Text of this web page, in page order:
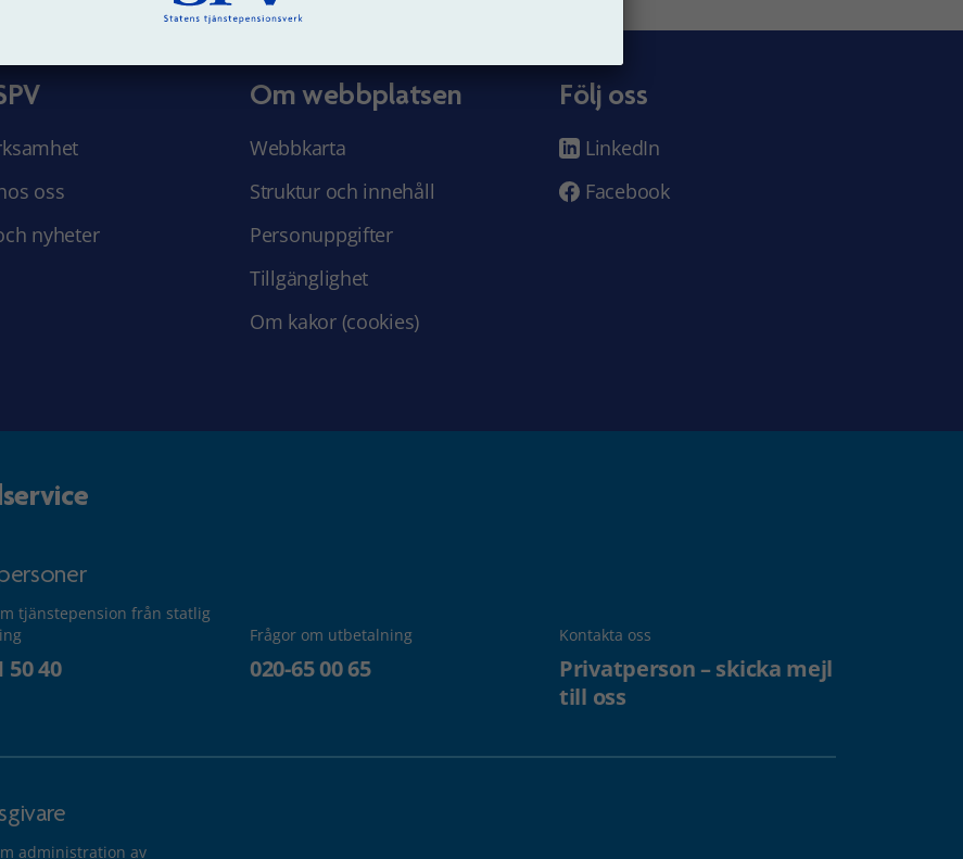
oss
nyheter
Om webbplatsen
Webbkarta
Struktur och innehåll
Personuppgifter
Tillgänglighet
Om kakor (cookies)
Följ oss
LinkedIn
Facebook
tjänstepension från statlig
50 40
Frågor om utbetalning
020-65 00 65
Kontakta oss
Privatperson – skicka mejl
till oss
administration av